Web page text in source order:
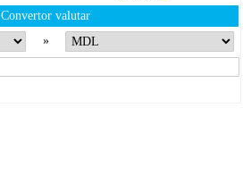
Convertor valutar
»